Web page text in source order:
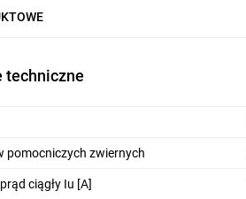
techniczne
pomocniczych zwiernych
ciągły Iu [A]